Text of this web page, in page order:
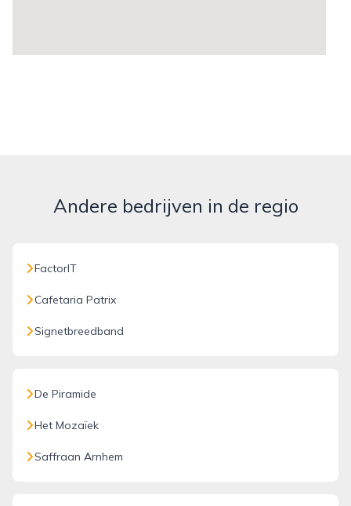
Andere bedrijven in de regio
FactorIT
Cafetaria Patrix
Signetbreedband
De Piramide
Het Mozaïek
Saffraan Arnhem